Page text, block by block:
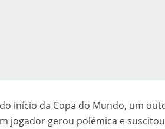
início da Copa do Mundo, um
jogador gerou polêmica e